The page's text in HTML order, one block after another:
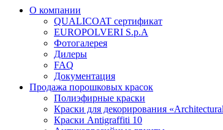
О компании
QUALICOAT сертификат
EUROPOLVERI S.p.A
Фотогалерея
Дилеры
FAQ
Документация
Продажа порошковых красок
Полиэфирные краски
Краски для декорирования
Краски Antigraffiti 10